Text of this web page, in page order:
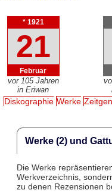
* 1921
21
Februar
vor 105 Jahren
in Eriwan
Diskographie Werke
Werke (2) und
Die Werke
Werkverzeichnis,
zu denen Rezensionen